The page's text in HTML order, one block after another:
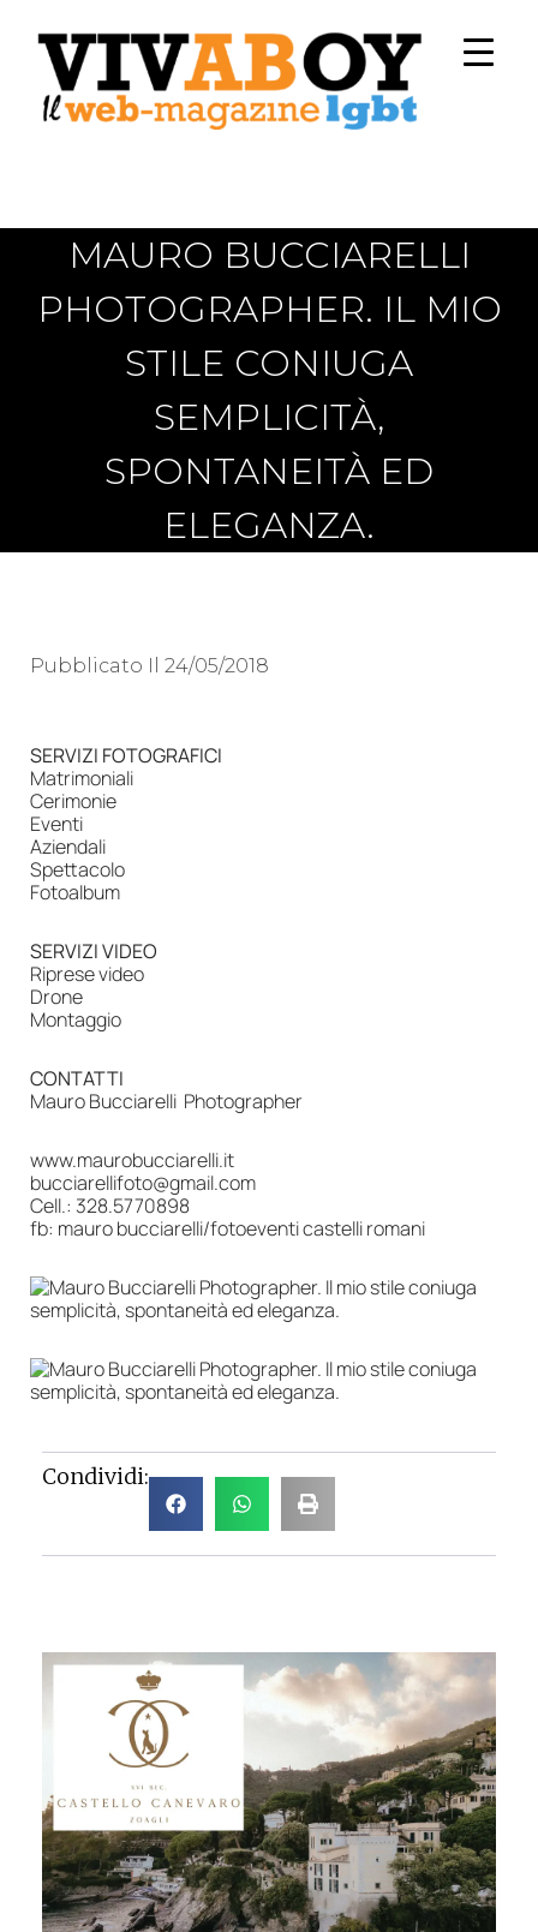
MAURO BUCCIARELLI
PHOTOGRAPHER. IL MIO
STILE CONIUGA
SEMPLICITÀ,
SPONTANEITÀ ED
ELEGANZA.
Pubblicato Il 24/05/2018
SERVIZI FOTOGRAFICI
Matrimoniali
Cerimonie
Eventi
Aziendali
Spettacolo
Fotoalbum
SERVIZI VIDEO
Riprese video
Drone
Montaggio
CONTATTI
Mauro Bucciarelli Photographer
www.maurobucciarelli.it
bucciarellifoto@gmail.com
Cell.: 328.5770898
fb: mauro bucciarelli/fotoeventi castelli romani
Condividi: